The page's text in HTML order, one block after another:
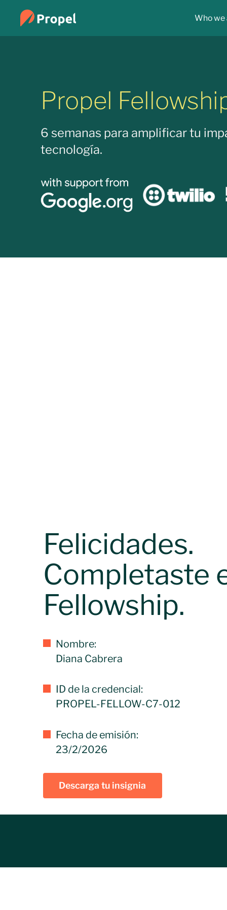
Who we
Propel
6 semanas para amplificar tu
tecnología.
Felicidades.
Completaste
Fellowship.
Nombre:
Diana Cabrera
ID de la credencial:
PROPEL-FELLOW-C7-012
Fecha de emisión:
23/2/2026
Descarga tu insignia